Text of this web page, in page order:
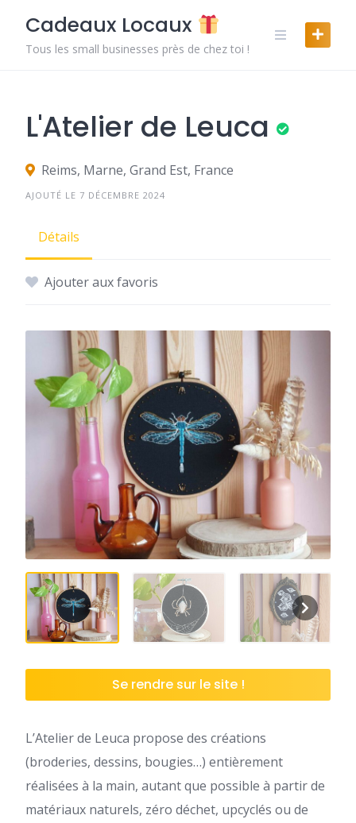
content
Cadeaux Locaux
Tous les small businesses près de chez toi !
L'Atelier de Leuca
Reims, Marne, Grand Est, France
AJOUTÉ LE 7 DÉCEMBRE 2024
Détails
Ajouter aux favoris
Se rendre sur le site !
L’Atelier de Leuca propose des créations
(broderies, dessins, bougies…) entièrement
réalisées à la main, autant que possible à partir de
matériaux naturels, zéro déchet, upcyclés ou de